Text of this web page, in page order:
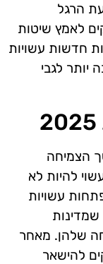
הרגל
לאמץ שיטות
חדשות עשויות
יותר לגבי
כי בשנת 2025 יימשך הצמיחה
להיות לא
עשויות
שמדינות
שלהן. מאחר
להישאר